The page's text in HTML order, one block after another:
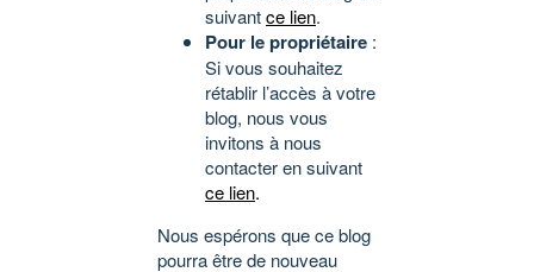
suivantce lien.
Pour le propriétaire :
Si vous souhaitez
rétablir l’accès à votre
blog, nous vous
invitons à nous
contacter en suivant
ce lien.
Nous espérons que ce blog
pourra être de nouveau